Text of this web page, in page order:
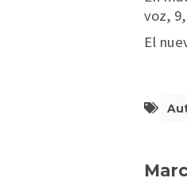
voz,
El